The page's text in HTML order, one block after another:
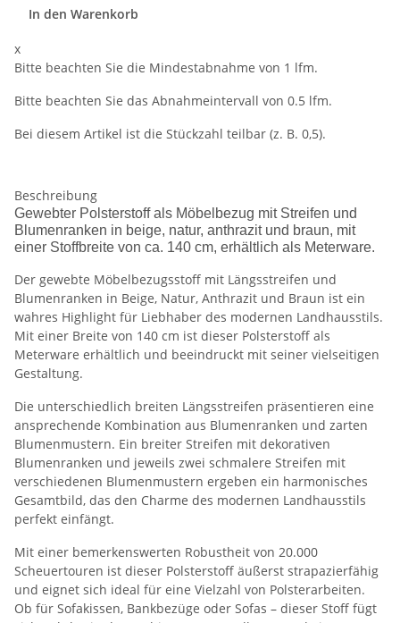
In den Warenkorb
x
Bitte beachten Sie die Mindestabnahme von 1 lfm.
Bitte beachten Sie das Abnahmeintervall von 0.5 lfm.
Bei diesem Artikel ist die Stückzahl teilbar (z. B. 0,5).
Beschreibung
Gewebter Polsterstoff als Möbelbezug mit Streifen und
Blumenranken in beige, natur, anthrazit und braun, mit
einer Stoffbreite von ca. 140 cm, erhältlich als Meterware.
Der gewebte Möbelbezugsstoff mit Längsstreifen und
Blumenranken in Beige, Natur, Anthrazit und Braun ist ein
wahres Highlight für Liebhaber des modernen Landhausstils.
Mit einer Breite von 140 cm ist dieser Polsterstoff als
Meterware erhältlich und beeindruckt mit seiner vielseitigen
Gestaltung.
Die unterschiedlich breiten Längsstreifen präsentieren eine
ansprechende Kombination aus Blumenranken und zarten
Blumenmustern. Ein breiter Streifen mit dekorativen
Blumenranken und jeweils zwei schmalere Streifen mit
verschiedenen Blumenmustern ergeben ein harmonisches
Gesamtbild, das den Charme des modernen Landhausstils
perfekt einfängt.
Mit einer bemerkenswerten Robustheit von 20.000
Scheuertouren ist dieser Polsterstoff äußerst strapazierfähig
und eignet sich ideal für eine Vielzahl von Polsterarbeiten.
Ob für Sofakissen, Bankbezüge oder Sofas – dieser Stoff fügt